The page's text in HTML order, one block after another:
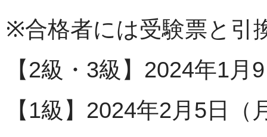
※合格者には受験票と引
【2級・3級】2024年1
【1級】2024年2月5日